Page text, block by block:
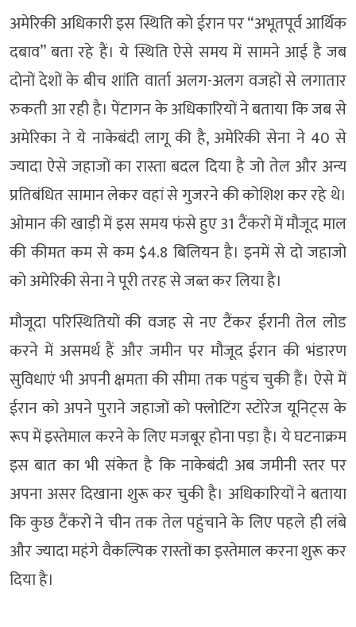
अमेरिकी अधिकारी इस स्थिति को ईरान पर “अभूतपूर्व आर्थिक
दबाव” बता रहे हैं। ये स्थिति ऐसे समय में सामने आई है जब
दोनों देशों के बीच शांति वार्ता अलग-अलग वजहों से लगातार
रुकती आ रही है। पेंटागन के अधिकारियों ने बताया कि जब से
अमेरिका ने ये नाकेबंदी लागू की है, अमेरिकी सेना ने 40 से
ज्यादा ऐसे जहाजों का रास्ता बदल दिया है जो तेल और अन्य
प्रतिबंधित सामान लेकर वहां से गुजरने की कोशिश कर रहे थे।
ओमान की खाड़ी में इस समय फंसे हुए 31 टैंकरों में मौजूद माल
की कीमत कम से कम $4.8 बिलियन है। इनमें से दो जहाजो
को अमेरिकी सेना ने पूरी तरह से जब्त कर लिया है।
मौजूदा परिस्थितियों की वजह से नए टैंकर ईरानी तेल लोड
करने में असमर्थ हैं और जमीन पर मौजूद ईरान की भंडारण
सुविधाएं भी अपनी क्षमता की सीमा तक पहुंच चुकी हैं। ऐसे में
ईरान को अपने पुराने जहाजों को फ्लोटिंग स्टोरेज यूनिट्स के
रूप में इस्तेमाल करने के लिए मजबूर होना पड़ा है। ये घटनाक्रम
इस बात का भी संकेत है कि नाकेबंदी अब जमीनी स्तर पर
अपना असर दिखाना शुरू कर चुकी है। अधिकारियों ने बताया
कि कुछ टैंकरों ने चीन तक तेल पहुंचाने के लिए पहले ही लंबे
और ज्यादा महंगे वैकल्पिक रास्तों का इस्तेमाल करना शुरू कर
दिया है।